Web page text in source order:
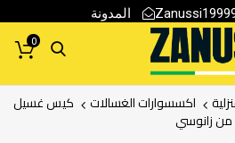
المدونة
0
اكسسوارات الغسالات كيس غسيل
من زانوسي